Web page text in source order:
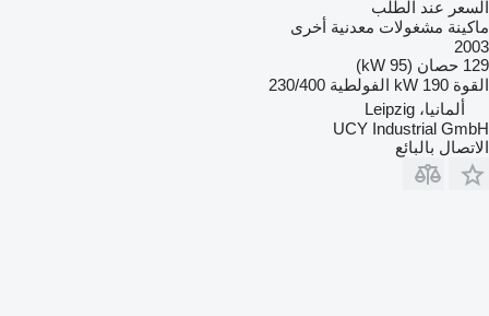
السعر عند الطلب
ماكينة مشغولات معدنية أخرى
2003
129 حصان (95 kW)
القوة 190 kW الفولطية 230/400
ألمانيا، Leipzig
UCY Industrial GmbH
الاتصال بالبائع